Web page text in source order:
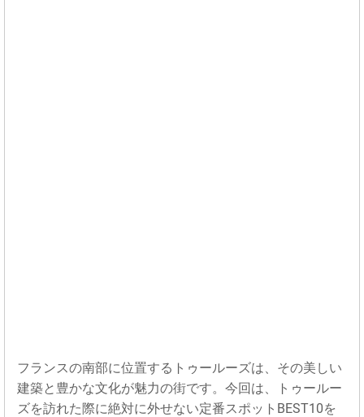
フランスの南部に位置するトゥールーズは、その美しい
建築と豊かな文化が魅力の街です。今回は、トゥールー
ズを訪れた際に絶対に外せない定番スポットBEST10を